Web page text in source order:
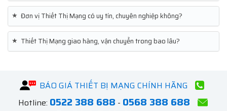
★ Đơn vị Thiết Thị Mạng có uy tín, chuyên nghiệp không?
★ Thiết Thị Mạng giao hàng, vận chuyển trong bao lâu?
BÁO GIÁ THIẾT BỊ MẠNG CHÍNH HÃNG
Hotline: 0522 388 688 - 0568 388 688